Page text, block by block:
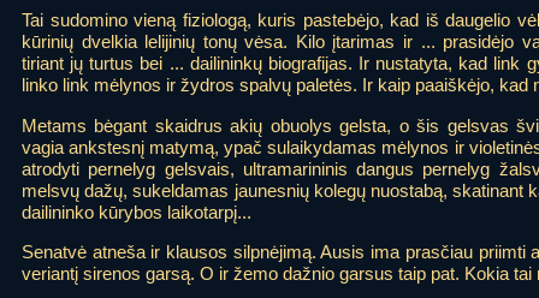
Tai sudomino vieną fiziologą, kuris pastebėjo, kad iš daugelio
kūrinių dvelkia lelijinių tonų vėsa. Kilo įtarimas ir ... prasidėjo
tiriant jų turtus bei ... dailininkų biografijas. Ir nustatyta, kad link
linko link mėlynos ir žydros spalvų paletės. Ir kaip paaiškėjo, kad
Metams bėgant skaidrus akių obuolys gelsta, o šis gelsvas
vagia ankstesnį matymą, ypač sulaikydamas mėlynos ir
atrodyti pernelyg gelsvais, ultramarininis dangus pernelyg
melsvų dažų, sukeldamas jaunesnių kolegų nuostabą, skatinant
dailininko kūrybos laikotarpį...
Senatvė atneša ir klausos silpnėjimą. Ausis ima prasčiau priimti
veriantį sirenos garsą. O ir žemo dažnio garsus taip pat. Kokia tai